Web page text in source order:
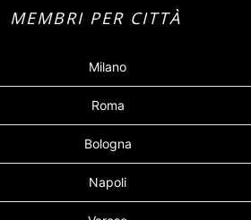
MEMBRI PER CITTÀ
Milano
Roma
Bologna
Napoli